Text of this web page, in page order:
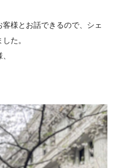
様とお話できるので、 シェ
た。